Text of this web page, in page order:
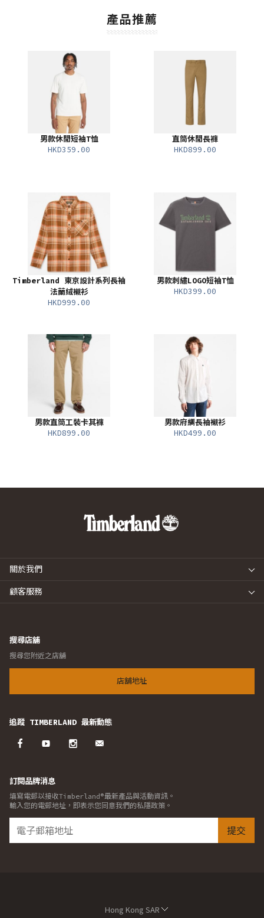
產品推薦
男款休閒短袖T恤
HKD359.00
直筒休閒長褲
HKD899.00
Timberland 東京設計系列長袖
法蘭絨襯衫
HKD999.00
男款刺繡LOGO短袖T恤
HKD399.00
男款直筒工裝卡其褲
HKD899.00
男款府綢長袖襯衫
HKD499.00
關於我們
顧客服務
搜尋店舖
搜尋您附近之店舖
店舖地址
追蹤 TIMBERLAND 最新動態
訂閱品牌消息
填寫電郵以接收Timberland®最新產品與活動資訊。
輸入您的電郵地址，即表示您同意我們的私隱政策。
提交
Hong Kong SAR